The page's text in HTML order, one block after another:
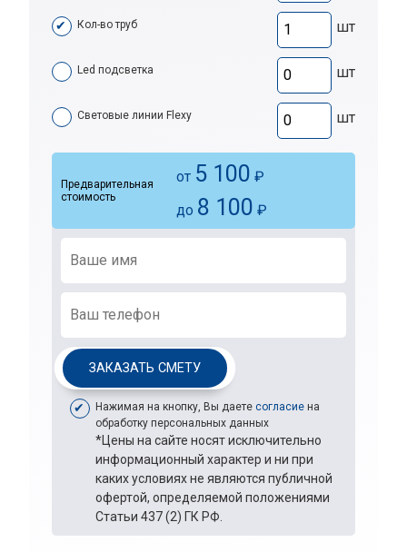
Кол-во труб шт
Led подсветка шт
Световые линии Flexy шт
Предварительная
стоимость
от 5 100 ₽
до 8 100 ₽
ЗАКАЗАТЬ СМЕТУ
Нажимая на кнопку, Вы даете согласие на
обработку персональных данных
*Цены на сайте носят исключительно
информационный характер и ни при
каких условиях не являются публичной
офертой, определяемой положениями
Статьи 437 (2) ГК РФ.